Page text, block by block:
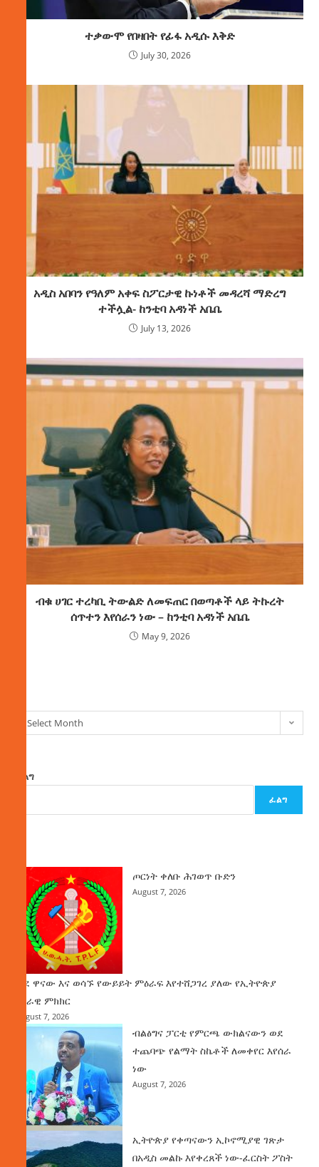
ተቃውሞ የበዛበት የፊፋ አዲሱ እቅድ
July 30, 2026
አዲስ አበባን የዓለም አቀፍ ስፖርታዊ ኩነቶች መዳረሻ ማድረግ
ተችሏል- ከንቲባ አዳነች አቤቤ
July 13, 2026
ብቁ ሀገር ተረካቢ ትውልድ ለመፍጠር በወጣቶች ላይ ትኩረት
ሰጥተን እየሰራን ነው – ከንቲባ አዳነች አቤቤ
May 9, 2026
Select Month
ፈልግ
ፈልግ
ጦርነት ቀለቡ ሕገወጥ ቡድን
August 7, 2026
ወደ ዋናው እና ወሳኙ የውይይት ምዕራፍ እየተሸጋገረ ያለው የኢትዮጵያ
ሀገራዊ ምክክር
August 7, 2026
ብልፅግና ፓርቲ የምርጫ ውክልናውን ወደ
ተጨባጭ የልማት ስኬቶች ለመቀየር እየሰራ
ነው
August 7, 2026
ኢትዮጵያ የቀጣናውን ኢኮኖሚያዊ ገጽታ
በአዲስ መልኩ እየቀረጸች ነው-ፈርስት ፖስት